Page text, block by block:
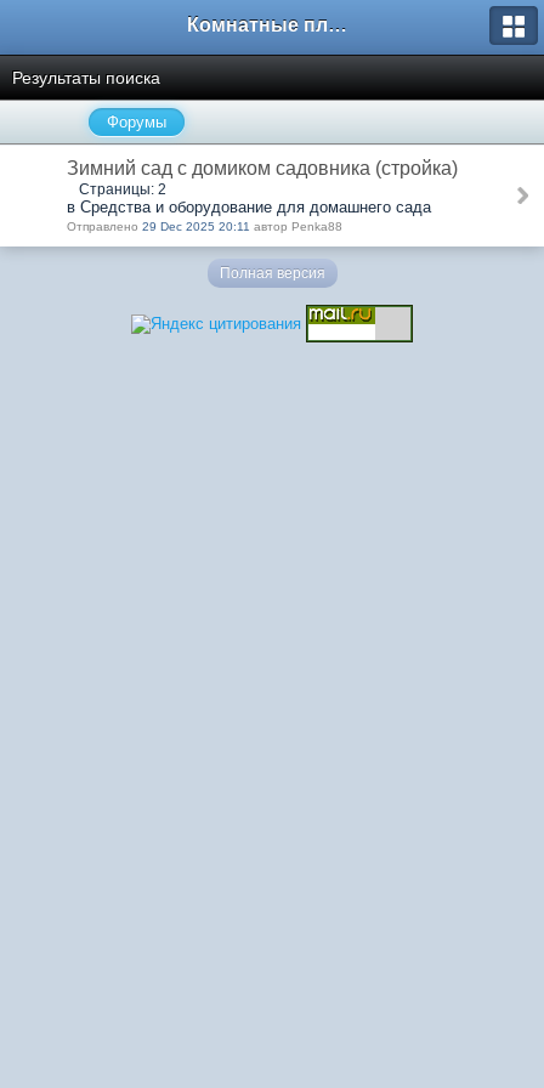
Комнатные плодовые экзоты
Результаты поиска
Форумы
Зимний сад с домиком садовника (стройка)
Страницы: 2
в Средства и оборудование для домашнего сада
Отправлено 29 Dec 2025 20:11 автор Penka88
Полная версия